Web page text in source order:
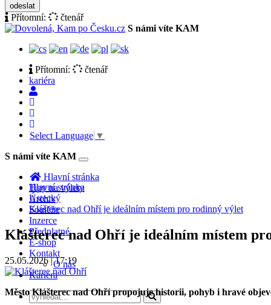
odeslat
Přítomní:
čtenář
S námi víte KAM
Přítomní:
čtenář
kariéra
Select Language ▼
S námi víte KAM
Toggle
navigation
Hlavní stránka
Tipy na výlety
Archiv
Soutěže
Inzerce
Předplatné
E-shop
Kontakt
O nás
Kariéra
Hlavní stránka
Ústecký
Klášterec nad Ohří je ideálním místem pro rodinný výlet
Klášterec nad Ohří je ideálním místem
25.05.2026 | 17:19
Město Klášterec nad Ohří propojuje historii, pohyb i hravé